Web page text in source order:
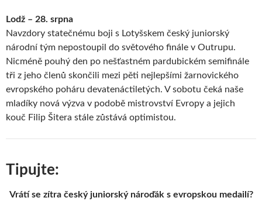
Lodž – 28. srpna
Navzdory statečnému boji s Lotyšskem český juniorský
národní tým nepostoupil do světového finále v Outrupu.
Nicméně pouhý den po nešťastném pardubickém semifinále
tři z jeho členů skončili mezi pěti nejlepšími žarnovického
evropského poháru devatenáctiletých. V sobotu čeká naše
mladíky nová výzva v podobě mistrovství Evropy a jejich
kouč Filip Šitera stále zůstává optimistou.
Tipujte:
Vrátí se zítra český juniorský nároďák s evropskou medailí?